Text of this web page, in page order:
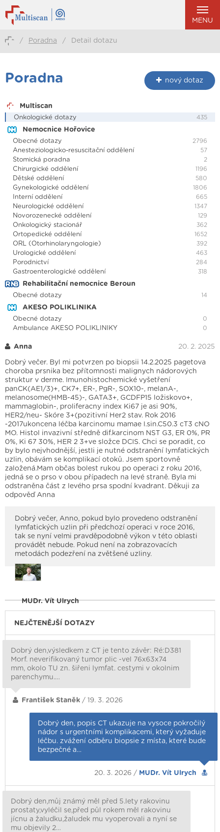
MENU
/ Poradna / Detail dotazu
Poradna nový dotaz
Multiscan
Onkologické dotazy 435
Nemocnice Hořovice
Obecné dotazy 2796
Anesteziologicko-resuscitační oddělení 57
Stomická poradna 2
Chirurgické oddělení 1196
Dětské oddělení 580
Gynekologické oddělení 1806
Interní oddělení 665
Neurologické oddělení 1347
Novorozenecké oddělení 129
Onkologický stacionář 362
Ortopedické oddělení 1652
ORL (Otorhinolaryngologie) 392
Urologické oddělení 463
Porodnictví 284
Gastroenterologické oddělení 318
Rehabilitační nemocnice Beroun
Obecné dotazy 14
AKESO POLIKLINIKA
Obecné dotazy 0
Ambulance AKESO POLIKLINIKY 0
Anna 20. 2. 2025
Dobrý večer. Byl mi potvrzen po biopsii 14.2.2025 pagetova
choroba prsnika bez přítomnosti malignych nádorových
struktur v derme. Imunohistochemické vyšetření
panCK(AE1/3)+, CK7+, ER-, PgR-, SOX10-, melanA-,
melanosome(HMB-45)-, GATA3+, GCDFP15 ložiskovo+,
mammaglobin-, proliferacny index Ki67 je asi 90%,
HER2/neu- Skóre 3+(pozitivní Her2 stav. Rok 2016
-2017ukoncena léčba karcinomu mamae I.sin.C50.3 cT3 cNO
MO. Histol invazivní středně dif.karcinom NST G3, ER 0%, PR
0%, Ki 67 30%, HER 2 3+ve složce DCIS. Chci se poradit, co
by bylo nejvhodnější, jestli je nutné odstranění lymfatických
uzlin, obávám se komplikací otoků. Jsem sportovně
založená.Mam občas bolest rukou po operaci z roku 2016,
jedná se o prso v obou případech na levé straně. Byla mi
odstraněna část z levého prsa spodní kvadrant. Děkuji za
odpověď Anna
Dobrý večer, Anno, pokud bylo provedeno odstranění
lymfatických uzlin při předchozí operaci v roce 2016,
tak se nyní velmi pravděpodobně výkon v této oblasti
provádět nebude. Pokud není na zobrazovacích
metodách podezření na zvětšené uzliny.
MUDr. Vít Ulrych
NEJČTENĚJŠÍ DOTAZY
Dobrý den,výsledkem z CT je tento závěr: Ré:D381
Morf. neverifikovaný tumor plic -vel 76x63x74
mm, okolo TU zn. šiřeni lymfat. cestymi v okolnim
parenchymu.…
František Staněk / 19. 3. 2026
Dobrý den, popis CT ukazuje na vysoce pokročilý
nádor s urgentními komplikacemi, který vyžaduje
léčbu. zvážení odběru biopsie z místa, které bude
bezpečné a…
20. 3. 2026 / MUDr. Vít Ulrych
Dobrý den,můj známý měl před 5.lety rakovinu
prostaty,vyléčil se,před půl rokem měl rakovinu
jícnu a žaludku,žaludek mu vyoperovali a nyní se
mu objevily 2…